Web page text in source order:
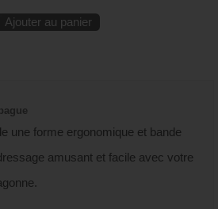
Ajouter au panier
une forme ergonomique et bande
amusant et facile avec votre